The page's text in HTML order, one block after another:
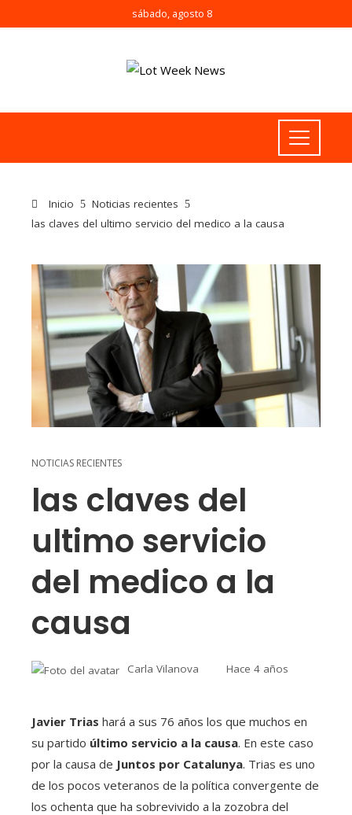
sábado, agosto 8
Inicio
Noticias recientes
las claves del ultimo servicio del medico a la causa
NOTICIAS RECIENTES
las claves del
ultimo servicio
del medico a la
causa
Carla Vilanova Hace 4 años
Javier Trias hará a sus 76 años los que muchos en
su partido último servicio a la causa. En este caso
por la causa de Juntos por Catalunya. Trias es uno
de los pocos veteranos de la política convergente de
los ochenta que ha sobrevivido a la zozobra del